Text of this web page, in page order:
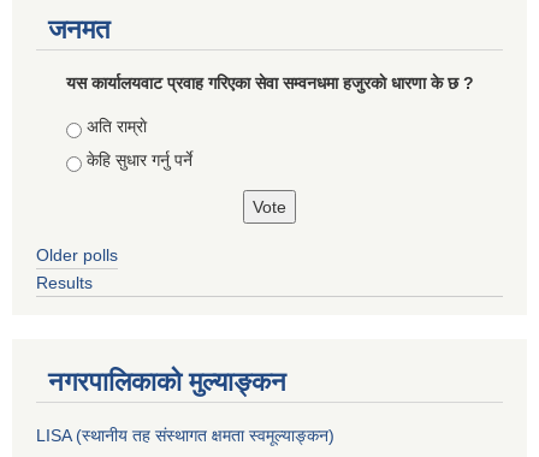
जनमत
यस कार्यालयवाट प्रवाह गरिएका सेवा सम्वनधमा हजुरकाे धारणा के छ ?
Choices
अति राम्राे
केहि सुधार गर्नु पर्ने
Older polls
Results
नगरपालिकाको मुल्याङ्कन
LISA (स्थानीय तह संस्थागत क्षमता स्वमूल्याङ्कन)